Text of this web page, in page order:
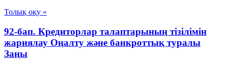
Толық оқу »
92-бап. Кредиторлар талаптарының тізілімін
жариялау Оңалту және банкроттық туралы
Заңы